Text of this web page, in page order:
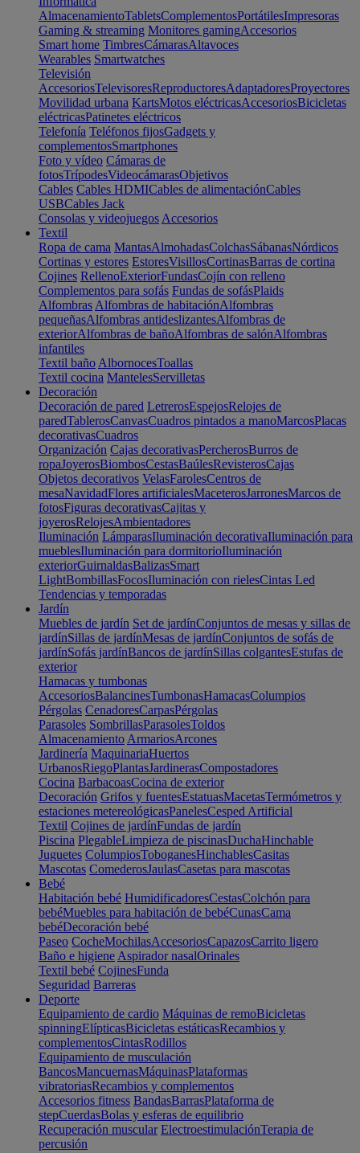
AlmacenamientoTabletsComplementosPortátilesImpresoras
Gaming & streaming Monitores gamingAccesorios
Smart home TimbresCámarasAltavoces
Wearables Smartwatches
Televisión
AccesoriosTelevisoresReproductoresAdaptadoresProyectores
Movilidad urbana KartsMotos eléctricasAccesoriosBicicletas
eléctricasPatinetes eléctricos
Telefonía Teléfonos fijosGadgets y
complementosSmartphones
Foto y vídeo Cámaras de
fotosTrípodesVideocámarasObjetivos
Cables Cables HDMICables de alimentaciónCables
USBCables Jack
Consolas y videojuegos Accesorios
Textil
Ropa de cama MantasAlmohadasColchasSábanasNórdicos
Cortinas y estores EstoresVisillosCortinasBarras de cortina
Cojines RellenoExteriorFundasCojín con relleno
Complementos para sofás Fundas de sofásPlaids
Alfombras Alfombras de habitaciónAlfombras
pequeñasAlfombras antideslizantesAlfombras de
exteriorAlfombras de bañoAlfombras de salónAlfombras
infantiles
Textil baño AlbornocesToallas
Textil cocina MantelesServilletas
Decoración
Decoración de pared LetrerosEspejosRelojes de
paredTablerosCanvasCuadros pintados a manoMarcosPlacas
decorativasCuadros
Organización Cajas decorativasPercherosBurros de
ropaJoyerosBiombosCestasBaúlesRevisterosCajas
Objetos decorativos VelasFarolesCentros de
mesaNavidadFlores artificialesMaceterosJarronesMarcos de
fotosFiguras decorativasCajitas y
joyerosRelojesAmbientadores
Iluminación LámparasIluminación decorativaIluminación para
mueblesIluminación para dormitorioIluminación
exteriorGuirnaldasBalizasSmart
LightBombillasFocosIluminación con rielesCintas Led
Tendencias y temporadas
Jardín
Muebles de jardín Set de jardínConjuntos de mesas y sillas de
jardínSillas de jardínMesas de jardínConjuntos de sofás de
jardínSofás jardínBancos de jardínSillas colgantesEstufas de
exterior
Hamacas y tumbonas
AccesoriosBalancinesTumbonasHamacasColumpios
Pérgolas CenadoresCarpasPérgolas
Parasoles SombrillasParasolesToldos
Almacenamiento ArmariosArcones
Jardinería MaquinariaHuertos
UrbanosRiegoPlantasJardinerasCompostadores
Cocina BarbacoasCocina de exterior
Decoración Grifos y fuentesEstatuasMacetasTermómetros y
estaciones metereológicasPanelesCesped Artificial
Textil Cojines de jardínFundas de jardín
Piscina PlegableLimpieza de piscinasDuchaHinchable
Juguetes ColumpiosToboganesHinchablesCasitas
Mascotas ComederosJaulasCasetas para mascotas
Bebé
Habitación bebé HumidificadoresCestasColchón para
bebéMuebles para habitación de bebéCunasCama
bebéDecoración bebé
Paseo CocheMochilasAccesoriosCapazosCarrito ligero
Baño e higiene Aspirador nasalOrinales
Textil bebé CojinesFunda
Seguridad Barreras
Deporte
Equipamiento de cardio Máquinas de remoBicicletas
spinningElípticasBicicletas estáticasRecambios y
complementosCintasRodillos
Equipamiento de musculación
BancosMancuernasMáquinasPlataformas
vibratoriasRecambios y complementos
Accesorios fitness BandasBarrasPlataforma de
stepCuerdasBolas y esferas de equilibrio
Recuperación muscular ElectroestimulaciónTerapia de
percusión